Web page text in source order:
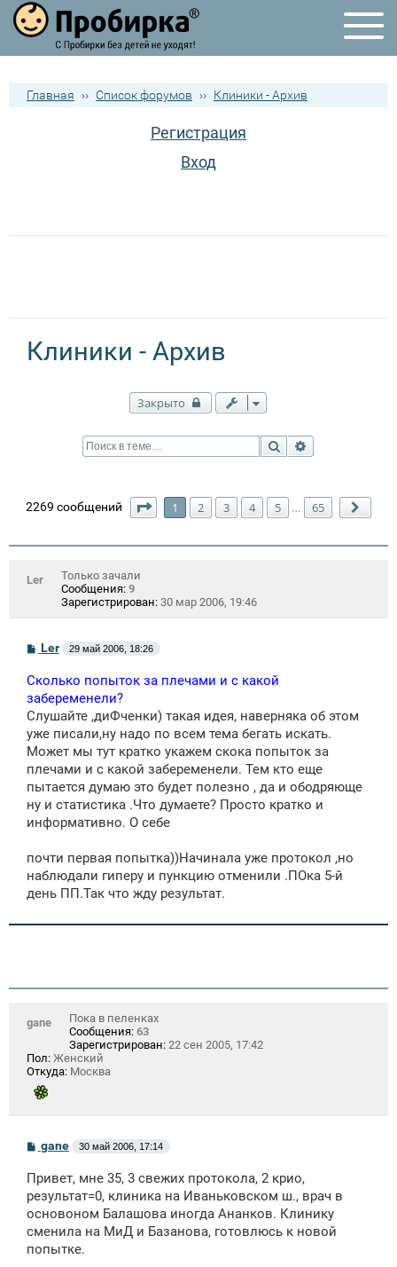
Главная ›› Список форумов ›› Клиники - Архив
Регистрация
Вход
Клиники - Архив
Закрыто
Поиск
2269 сообщений Страница из
1 2 3 4 5 … 65
Ler
Только зачали
Сообщения: 9
Зарегистрирован: 30 мар 2006, 19:46
С
б
щ
н
и
е
Ler 29 май 2006, 18:26
Сколько попыток за плечами и с какой
забеременели?
Слушайте ,диФченки) такая идея, наверняка об этом
уже писали,ну надо по всем тема бегать искать.
Может мы тут кратко укажем скока попыток за
плечами и с какой забеременели. Тем кто еще
пытается думаю это будет полезно , да и ободряюще
ну и статистика .Что думаете? Просто кратко и
информативно. О себе
почти первая попытка))Начинала уже протокол ,но
наблюдали гиперу и пункцию отменили .ПОка 5-й
день ПП.Так что жду результат.
gane
Пока в пеленках
Сообщения: 63
Зарегистрирован: 22 сен 2005, 17:42
Пол: Женский
Откуда: Москва
С
о
б
щ
н
и
gane 30 май 2006, 17:14
Привет, мне 35, 3 свежих протокола, 2 крио,
результат=0, клиника на Иваньковском ш., врач в
основоном Балашова иногда Ананков. Клинику
сменила на МиД и Базанова, готовлюсь к новой
попытке.